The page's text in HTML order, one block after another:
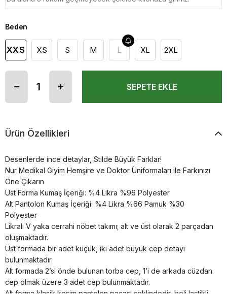
Beden
XXS XS S M L XL 2XL
Ürün Özellikleri
Desenlerde ince detaylar, Stilde Büyük Farklar!
Nur Medikal Giyim Hemşire ve Doktor Üniformaları ile Farkınızı
Öne Çıkarın
Üst Forma Kumaş İçeriği: %4 Likra %96 Polyester
Alt Pantolon Kumaş İçeriği: %4 Likra %66 Pamuk %30
Polyester
Likralı V yaka cerrahi nöbet takımı; alt ve üst olarak 2 parçadan
oluşmaktadır.
Üst formada bir adet küçük, iki adet büyük cep detayı
bulunmaktadır.
Alt formada 2’si önde bulunan torba cep, 1’i de arkada cüzdan
cep olmak üzere 3 adet cep bulunmaktadır.
Alt forma klasik kesim pantolon paçası şeklindedir, beli lastikli